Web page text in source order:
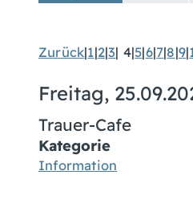
Zurück|1|2|3| 4|5|6|7|8|9|
Freitag,
Trauer-Cafe
Kategorie
Information